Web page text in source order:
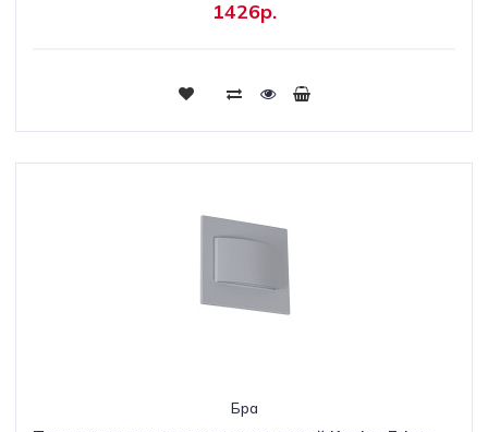
1426р.
Бра